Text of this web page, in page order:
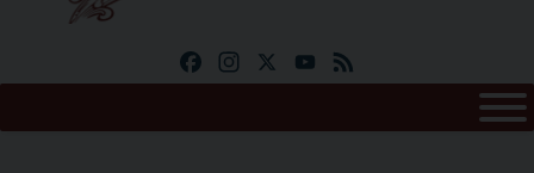
FacebookInstagramYouTube